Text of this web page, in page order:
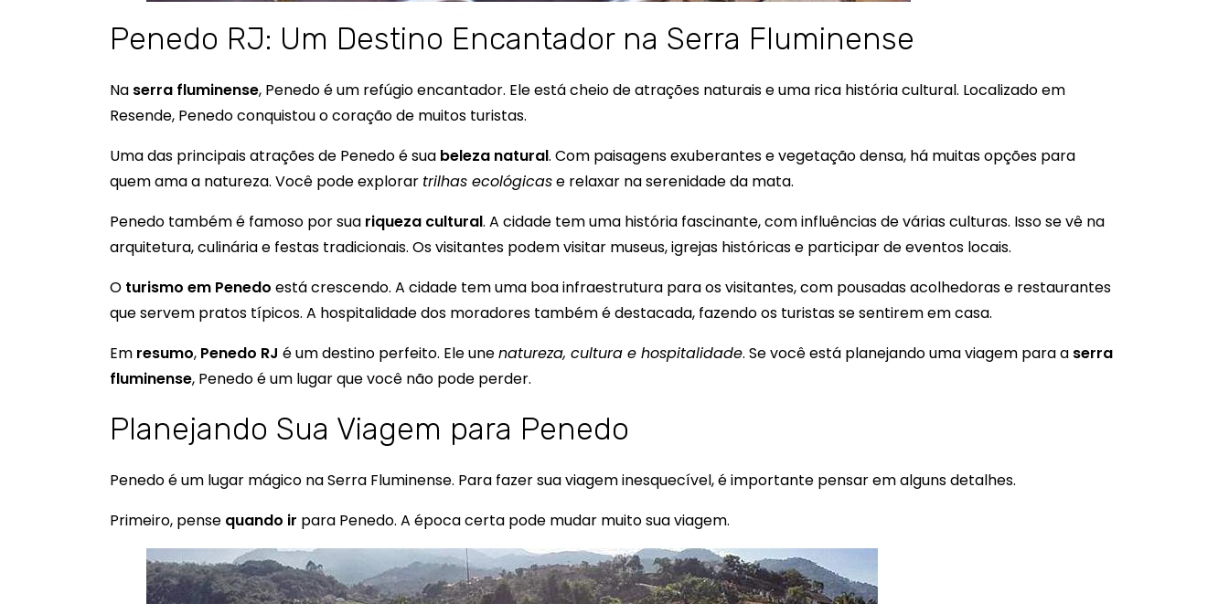
Penedo RJ: Um Destino Encantador na Serra Fluminense
Na serra fluminense, Penedo é um refúgio encantador. Ele está cheio de atrações naturais e uma rica história cultural. Localizado em
Resende, Penedo conquistou o coração de muitos turistas.
Uma das principais atrações de Penedo é sua beleza natural. Com paisagens exuberantes e vegetação densa, há muitas opções para
quem ama a natureza. Você pode explorar trilhas ecológicase relaxar na serenidade da mata.
Penedo também é famoso por sua riqueza cultural. A cidade tem uma história fascinante, com influências de várias culturas. Isso se vê na
arquitetura, culinária e festas tradicionais. Os visitantes podem visitar museus, igrejas históricas e participar de eventos locais.
O turismo em Penedo está crescendo. A cidade tem uma boa infraestrutura para os visitantes, com pousadas acolhedoras e restaurantes
que servem pratos típicos. A hospitalidade dos moradores também é destacada, fazendo os turistas se sentirem em casa.
Em resumo, Penedo RJ é um destino perfeito. Ele unenatureza, cultura e hospitalidade. Se você está planejando uma viagem para a serra
fluminense, Penedo é um lugar que você não pode perder.
Planejando Sua Viagem para Penedo
Penedo é um lugar mágico na Serra Fluminense. Para fazer sua viagem inesquecível, é importante pensar em alguns detalhes.
Primeiro, pense quando ir para Penedo. A época certa pode mudar muito sua viagem.